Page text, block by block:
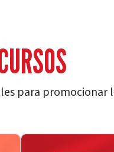
para promocionar